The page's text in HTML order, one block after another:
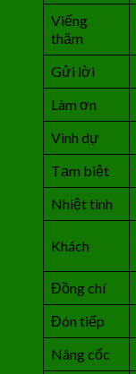
Viếng
thăm
Gửi lời
Làm ơn
Vinh dự
Tạm biệt
Nhiệt tình
Khách
Đồng chí
Đón tiếp
Nâng cốc